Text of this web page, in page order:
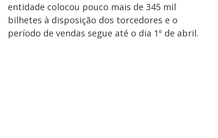
entidade colocou pouco mais de 345 mil
bilhetes à disposição dos torcedores e o
período de vendas segue até o dia 1º de abril.